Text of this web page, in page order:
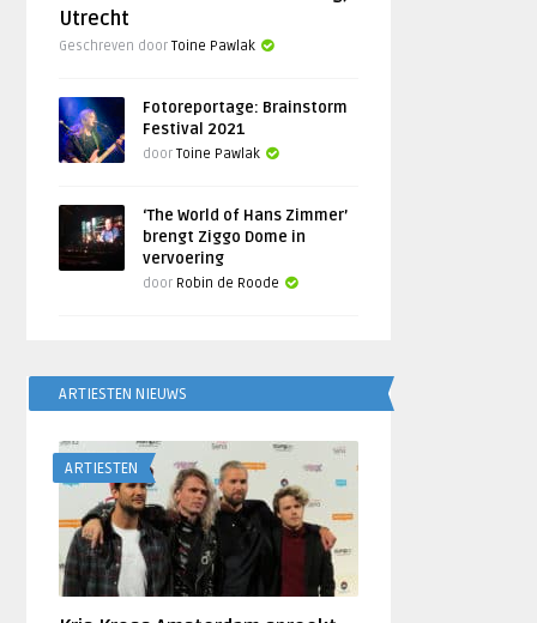
Utrecht
Geschreven doorToine Pawlak
Fotoreportage: Brainstorm
Festival 2021
doorToine Pawlak
‘The World of Hans Zimmer’
brengt Ziggo Dome in
vervoering
door Robin de Roode
ARTIESTEN NIEUWS
ARTIESTEN